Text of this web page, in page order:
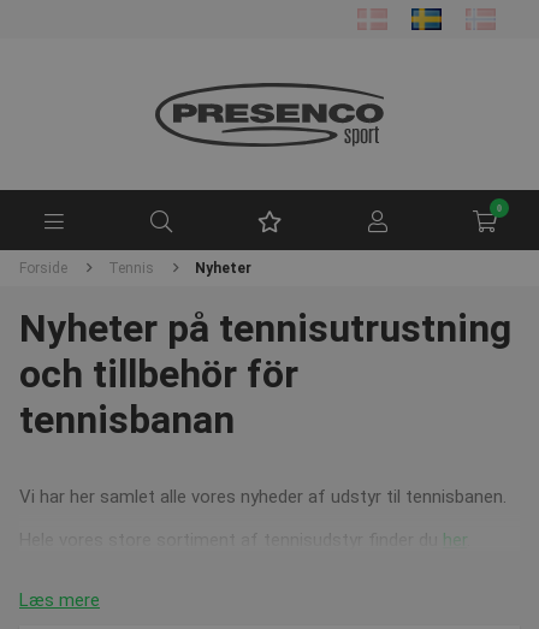
0
Forside Tennis Nyheter
Nyheter på tennisutrustning
och tillbehör för
tennisbanan
Vi har her samlet alle vores nyheder af udstyr til tennisbanen.
her
Læs mere